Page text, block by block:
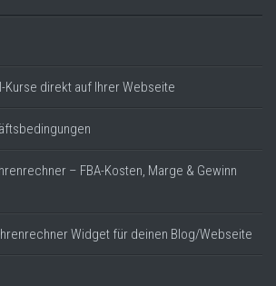
Kurse direkt auf Ihrer Webseite
– FBA-Kosten, Marge & Gewinn
Widget für deinen Blog/Webseite